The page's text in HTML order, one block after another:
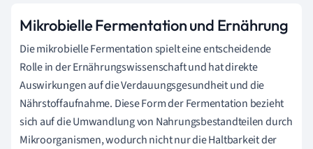
Mikrobielle Fermentation und Ernährung
Die mikrobielle Fermentation spielt eine entscheidende
Rolle in der Ernährungswissenschaft und hat direkte
Auswirkungen auf die Verdauungsgesundheit und die
Nährstoffaufnahme. Diese Form der Fermentation bezieht
sich auf die Umwandlung von Nahrungsbestandteilen durch
Mikroorganismen, wodurch nicht nur die Haltbarkeit der